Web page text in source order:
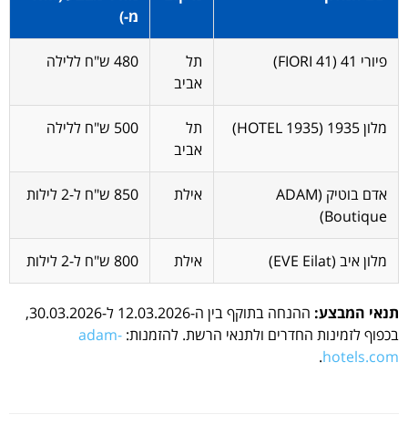
מ-)
פיורי 41 (FIORI 41)
תל
אביב
480 ש"ח ללילה
מלון 1935 (HOTEL 1935)
תל
אביב
500 ש"ח ללילה
אדם בוטיק (ADAM
Boutique)
אילת 850 ש"ח ל-2 לילות
מלון איב (EVE Eilat) אילת 800 ש"ח ל-2 לילות
תנאי המבצע:
ההנחה בתוקף בין ה-12.03.2026 ל-30.03.2026,
בכפוף לזמינות החדרים ולתנאי הרשת. להזמנות: adam-
hotels.com
.